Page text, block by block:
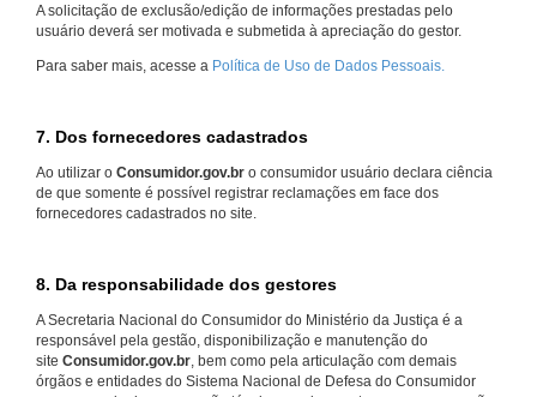
A solicitação de exclusão/edição de informações prestadas pelo
usuário deverá ser motivada e submetida à apreciação do gestor.
Para saber mais, acesse a Política de Uso de Dados Pessoais.
7. Dos fornecedores cadastrados
Ao utilizar o Consumidor.gov.br o consumidor usuário declara ciência
de que somente é possível registrar reclamações em face dos
fornecedores cadastrados no site.
8. Da responsabilidade dos gestores
A Secretaria Nacional do Consumidor do Ministério da Justiça é a
responsável pela gestão, disponibilização e manutenção do
site Consumidor.gov.br, bem como pela articulação com demais
órgãos e entidades do Sistema Nacional de Defesa do Consumidor